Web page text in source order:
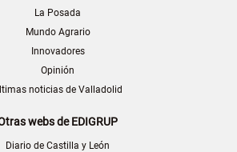
La Posada
Mundo Agrario
Innovadores
Opinión
noticias de Valladolid
webs de EDIGRUP
Diario de Castilla y León